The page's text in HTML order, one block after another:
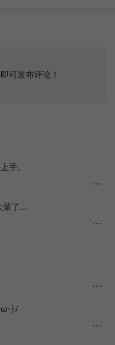
即可发布评论！
手。
菜了...
･)ﾉ